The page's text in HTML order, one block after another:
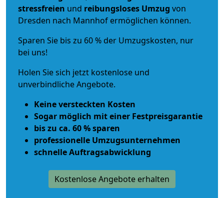
stressfreien und reibungsloses Umzug von
Dresden nach Mannhof ermöglichen können.
Sparen Sie bis zu 60 % der Umzugskosten, nur
bei uns!
Holen Sie sich jetzt kostenlose und
unverbindliche Angebote.
Keine versteckten Kosten
Sogar möglich mit einer Festpreisgarantie
bis zu ca. 60 % sparen
professionelle Umzugsunternehmen
schnelle Auftragsabwicklung
Kostenlose Angebote erhalten